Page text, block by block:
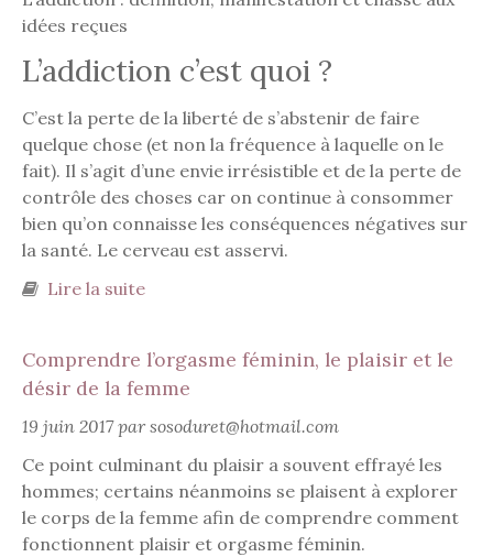
idées reçues
L’addiction c’est quoi ?
C’est la perte de la liberté de s’abstenir de faire
quelque chose (et non la fréquence à laquelle on le
fait). Il s’agit d’une envie irrésistible et de la perte de
contrôle des choses car on continue à consommer
bien qu’on connaisse les conséquences négatives sur
la santé. Le cerveau est asservi.
Lire la suite
Comprendre l’orgasme féminin, le plaisir et le
désir de la femme
19 juin 2017 par sosoduret@hotmail.com
Ce point culminant du plaisir a souvent effrayé les
hommes; certains néanmoins se plaisent à explorer
le corps de la femme afin de comprendre comment
fonctionnent plaisir et orgasme féminin.